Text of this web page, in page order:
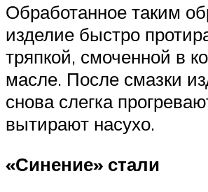
Обработанное таким
изделие быстро
тряпкой, смоченной в
масле. После смазки
снова слегка
вытирают насухо.
«Синение» стали